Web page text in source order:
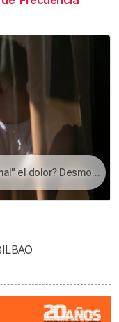
de ser «normal» el dolor? Desmontando los mitos sobre el duelo